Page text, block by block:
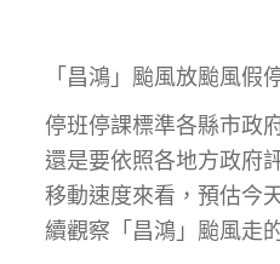
「昌鴻」颱風放颱風假
停班停課標準各縣市政
還是要依照各地方政府
移動速度來看，預估今
續觀察「昌鴻」颱風走